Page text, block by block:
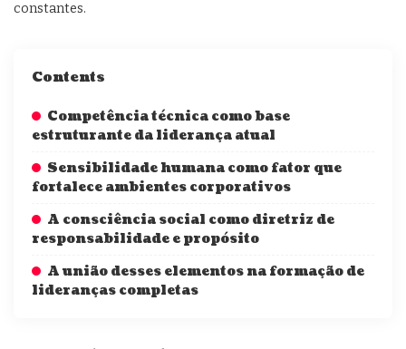
constantes.
Contents
Competência técnica como base
estruturante da liderança atual
Sensibilidade humana como fator que
fortalece ambientes corporativos
A consciência social como diretriz de
responsabilidade e propósito
A união desses elementos na formação de
lideranças completas